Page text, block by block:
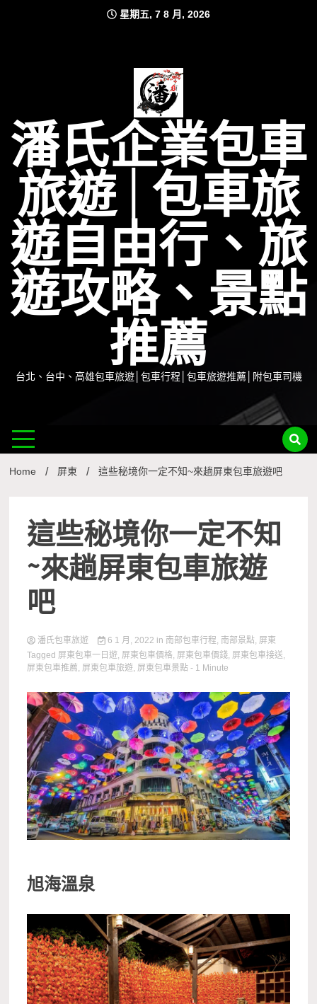
星期五, 7 8 月, 2026
潘氏企業包車
旅遊│包車旅
遊自由行、旅
遊攻略、景點
推薦
台北、台中、高雄包車旅遊│包車行程│包車旅遊推薦│附包車司機
Home 屏東 這些秘境你一定不知~來趟屏東包車旅遊吧
這些秘境你一定不知
~來趟屏東包車旅遊
吧
潘氏包車旅遊 6 1 月, 2022 in 南部包車行程, 南部景點, 屏東
Tagged 屏東包車一日遊, 屏東包車價格, 屏東包車價錢, 屏東包車接送,
屏東包車推薦, 屏東包車旅遊, 屏東包車景點 - 1 Minute
旭海溫泉